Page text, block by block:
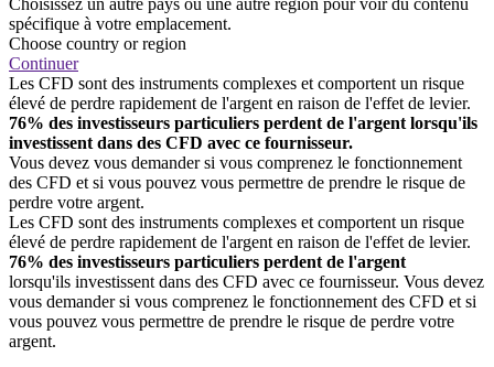
spécifique à votre emplacement.
Choose country or region
Continuer
Les CFD sont des instruments complexes et comportent un risque
élevé de perdre rapidement de l'argent en raison de l'effet de levier.
76% des investisseurs particuliers perdent de l'argent lorsqu'ils
investissent dans des CFD avec ce fournisseur.
Vous devez vous demander si vous comprenez le fonctionnement
des CFD et si vous pouvez vous permettre de prendre le risque de
perdre votre argent.
Les CFD sont des instruments complexes et comportent un risque
élevé de perdre rapidement de l'argent en raison de l'effet de levier.
76% des investisseurs particuliers perdent de l'argent
lorsqu'ils investissent dans des CFD avec ce fournisseur. Vous devez
vous demander si vous comprenez le fonctionnement des CFD et si
vous pouvez vous permettre de prendre le risque de perdre votre
argent.